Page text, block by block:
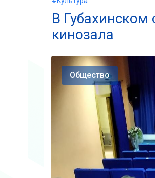
В
кинозала
Общество